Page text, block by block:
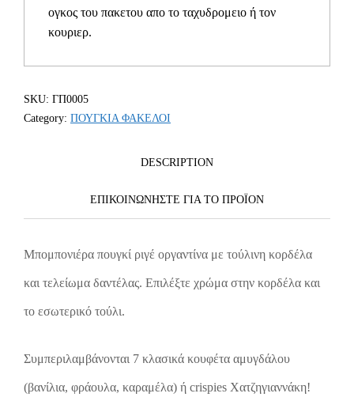
ογκος του πακετου απο το ταχυδρομειο ή τον
κουριερ.
SKU: ΓΠ0005
Category: ΠΟΥΓΚΙΑ ΦΑΚΕΛΟΙ
DESCRIPTION
ΕΠΙΚΟΙΝΩΝΗΣΤΕ ΓΙΑ ΤΟ ΠΡΟΪOΝ
Μπομπονιέρα πουγκί ριγέ οργαντίνα με τούλινη κορδέλα
και τελείωμα δαντέλας. Επιλέξτε χρώμα στην κορδέλα και
το εσωτερικό τούλι.
Συμπεριλαμβάνονται 7 κλασικά κουφέτα αμυγδάλου
(βανίλια, φράουλα, καραμέλα) ή crispies Χατζηγιαννάκη!